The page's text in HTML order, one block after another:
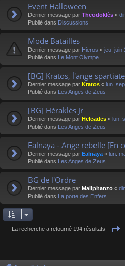
Event Halloween
Dernier message par Theodoklès «
Publié dans Discussions
Mode Batailles
Dernier message par Hieros « jeu. juin
Publié dans Le Mont Olympe
[BG] Kratos, l'ange
Dernier message par Kratos « lun.
Publié dans Les Anges de Zeus
[BG] Héraklès Jr
Dernier message par Heleades « lun.
Publié dans Les Anges de Zeus
Ealnaya - Ange rebelle [En
Dernier message par Ealnaya « lun.
Publié dans Les Anges de Zeus
BG de l'Ordre
Dernier message par Maliphanzo «
Publié dans La porte des Enfers
La recherche a retourné 194 résultats